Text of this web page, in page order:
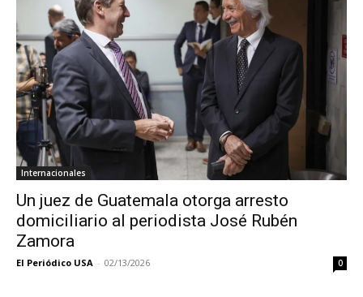
Internacionales
Un juez de Guatemala otorga arresto
domiciliario al periodista José Rubén
Zamora
El Periódico USA - 02/13/2026 0